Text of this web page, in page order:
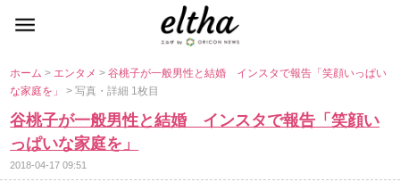
ホーム> エンタメ>谷桃子が一般男性と結婚 インスタで報告「笑顔いっぱい
な家庭を」> 写真・詳細 1枚目
谷桃子が一般男性と結婚 インスタで報告「笑顔い
っぱいな家庭を」
2018-04-17 09:51